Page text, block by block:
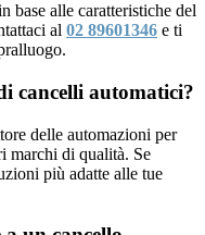
base alle caratteristiche del
al 02 89601346 e ti
cancelli automatici?
delle automazioni per
marchi di qualità. Se
più adatte alle tue